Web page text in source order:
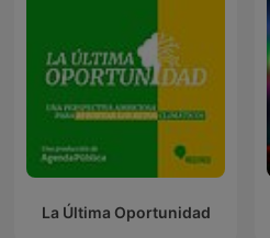
La Última Oportunidad